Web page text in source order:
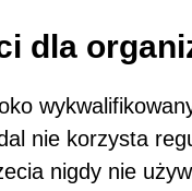
dla
nie korzysta
nigdy nie